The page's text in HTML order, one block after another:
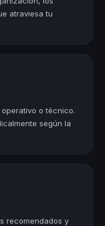
atraviesa tu
o técnico.
según la
recomendados y